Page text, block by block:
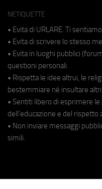
NETIQUETTE
• Evita di URLARE. Ti
• Evita di scrivere lo stesso
• Evita in luoghi pubblici
questioni personali.
• Rispetta le idee altrui, le
bestemmiare né insultare
• Sentiti libero di esprimere
dell'educazione e del rispetto
• Non inviare messaggi
simili.